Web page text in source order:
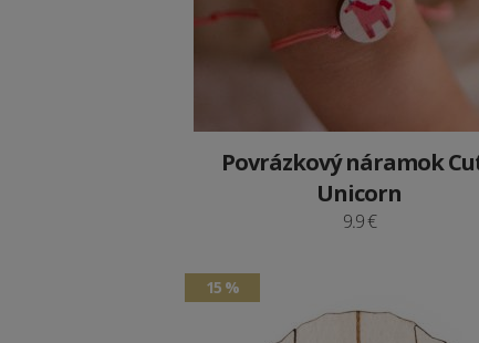
Povrázkový náramok
Unicorn
9.9 €
15 %